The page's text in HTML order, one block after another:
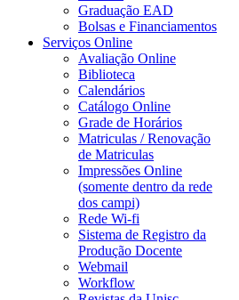
Graduação EAD
Bolsas e Financiamentos
Serviços Online
Avaliação Online
Biblioteca
Calendários
Catálogo Online
Grade de Horários
Matriculas / Renovação
de Matriculas
Impressões Online
(somente dentro da rede
dos campi)
Rede Wi-fi
Sistema de Registro da
Produção Docente
Webmail
Workflow